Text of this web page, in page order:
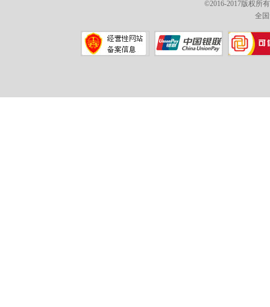
©2016-2017版权所
全